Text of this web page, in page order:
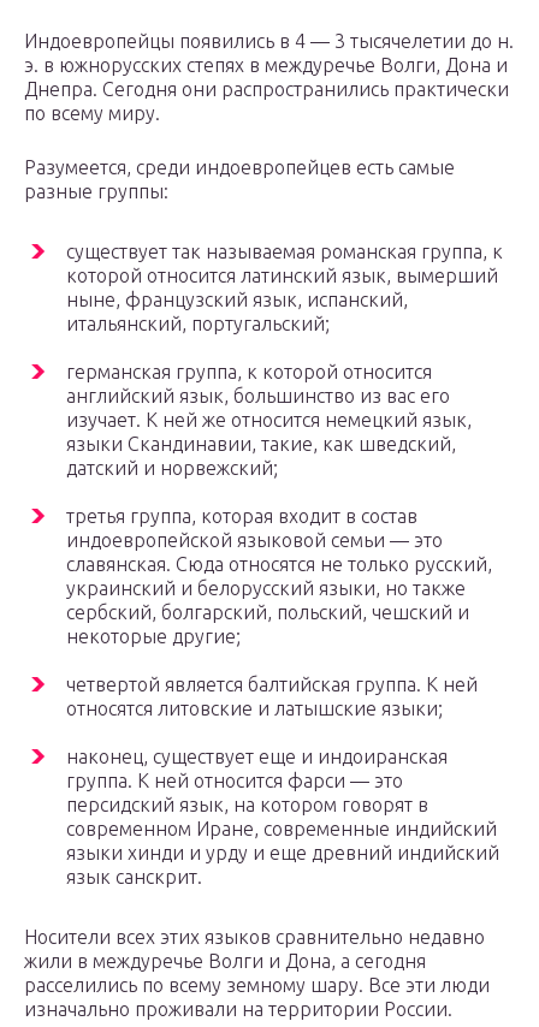
Индоевропейцы появились в 4 — 3 тысячелетии до н.
э. в южнорусских степях в междуречье Волги, Дона и
Днепра. Сегодня они распространились практически
по всему миру.
Разумеется, среди индоевропейцев есть самые
разные группы:
существует так называемая романская группа, к
которой относится латинский язык, вымерший
ныне, французский язык, испанский,
итальянский, португальский;
германская группа, к которой относится
английский язык, большинство из вас его
изучает. К ней же относится немецкий язык,
языки Скандинавии, такие, как шведский,
датский и норвежский;
третья группа, которая входит в состав
индоевропейской языковой семьи — это
славянская. Сюда относятся не только русский,
украинский и белорусский языки, но также
сербский, болгарский, польский, чешский и
некоторые другие;
четвертой является балтийская группа. К ней
относятся литовские и латышские языки;
наконец, существует еще и индоиранская
группа. К ней относится фарси — это
персидский язык, на котором говорят в
современном Иране, современные индийский
языки хинди и урду и еще древний индийский
язык санскрит.
Носители всех этих языков сравнительно недавно
жили в междуречье Волги и Дона, а сегодня
расселились по всему земному шару. Все эти люди
изначально проживали на территории России.